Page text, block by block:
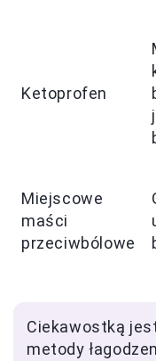
Ketoprofen
Miejscowe
maści
przeciwbólowe
Ciekawostką
metody